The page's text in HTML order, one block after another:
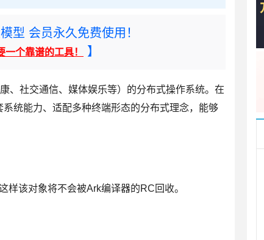
型 会员永久免费使用！
个靠谱的工具！ 】
、社交通信、媒体娱乐等）的分布式操作系统。在
统能力、适配多种终端形态的分布式理念，能够
该对象将不会被Ark编译器的RC回收。